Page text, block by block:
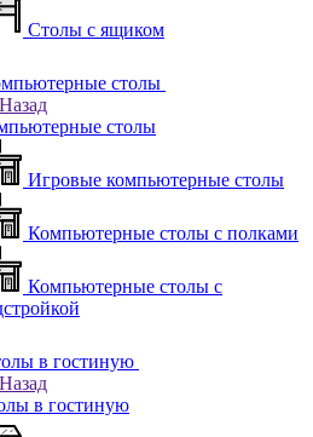
Столы с ящиком
столы
Назад
столы
Игровые компьютерные столы
Компьютерные столы с полками
Компьютерные столы с
в гостиную
Назад
в гостиную